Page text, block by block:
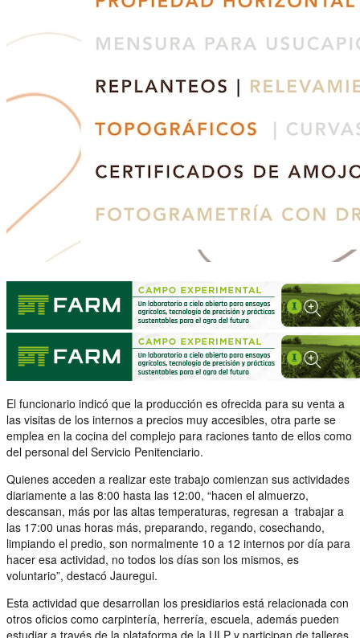
El funcionario indicó que la producción es ofrecida para su venta a
las visitas de los internos a precios muy accesibles, otra parte se
emplea en la cocina del complejo para raciones tanto de ellos como
del personal del Servicio Penitenciario.
Quienes acceden a realizar este trabajo comienzan sus actividades
diariamente a las 8:00 hasta las 12:00, “hacen el almuerzo,
descansan, más por las altas temperaturas, regresan a trabajar a
las 17:00 unas horas más, preparando, regando, cosechando,
limpiando el predio, son normalmente 10 a 12 internos por día para
hacer esa actividad, no todos los días son los mismos, es
voluntario”, destacó Jauregui.
Esta actividad que desarrollan los presidiarios está relacionada con
otros oficios como carpintería, herrería, escuela, además pueden
estudiar a través de la plataforma de la ULP y participan de talleres